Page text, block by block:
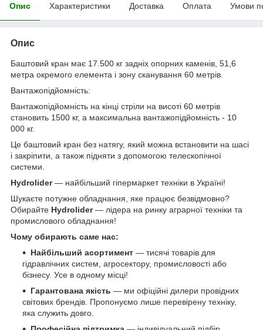
Опис Характеристики Доставка Оплата Умови
Опис
Баштовий кран має 17.500 кг задніх опорних каменів, 51,6
метра окремого елемента і зону сканування 60 метрів.
Вантажопідйомність:
Вантажопідйомність на кінці стріли на висоті 60 метрів
становить 1500 кг, а максимальна вантажопідйомність - 10
000 кг.
Це баштовий кран без натягу, який можна встановити на шасі
і закріпити, а також підняти з допомогою телескопічної
системи.
Hydrolider— найбільший гіпермаркет техніки в Україні!
Шукаєте потужне обладнання, яке працює безвідмовно?
Обирайте Hydrolider— лідера на ринку аграрної техніки та
промислового обладнання!
Чому обирають саме нас:
Найбільший асортимент — тисячі товарів для
гідравлічних систем, агросектору, промисловості або
бізнесу. Усе в одному місці!
Гарантована якість — ми офіційні дилери провідних
світових брендів. Пропонуємо лише перевірену техніку,
яка служить довго.